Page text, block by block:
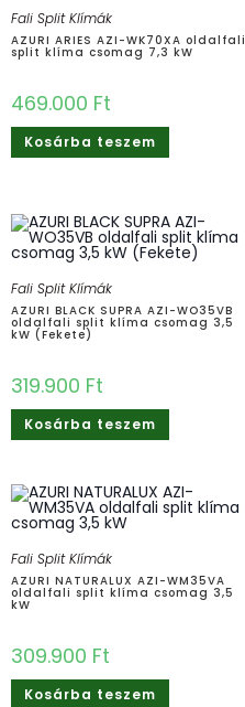
Fali Split Klímák
AZURI ARIES AZI-WK70XA oldalfali
split klíma csomag 7,3 kW
469.000 Ft
Kosárba teszem
Fali Split Klímák
AZURI BLACK SUPRA AZI-WO35VB
oldalfali split klíma csomag 3,5
kW (Fekete)
319.900 Ft
Kosárba teszem
Fali Split Klímák
AZURI NATURALUX AZI-WM35VA
oldalfali split klíma csomag 3,5
kW
309.900 Ft
Kosárba teszem